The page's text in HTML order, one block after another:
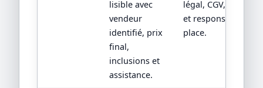
lisible avec
vendeur
identifié, prix
final,
inclusions et
assistance.
légal, CGV,
et responsabilité
place.